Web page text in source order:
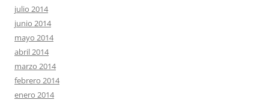
julio 2014
junio 2014
mayo 2014
abril 2014
marzo 2014
febrero 2014
enero 2014